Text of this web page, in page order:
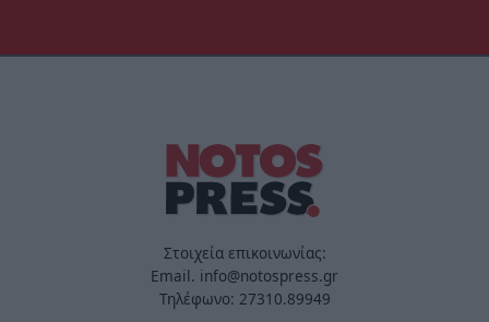
Στοιχεία επικοινωνίας:
Email. info@notospress.gr
Τηλέφωνο: 27310.89949